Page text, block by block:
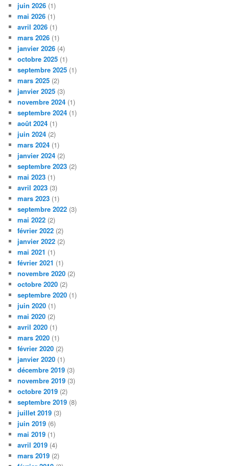
juin 2026 (1)
mai 2026 (1)
avril 2026 (1)
mars 2026 (1)
janvier 2026 (4)
octobre 2025 (1)
septembre 2025 (1)
mars 2025 (2)
janvier 2025 (3)
novembre 2024 (1)
septembre 2024 (1)
août 2024 (1)
juin 2024 (2)
mars 2024 (1)
janvier 2024 (2)
septembre 2023 (2)
mai 2023 (1)
avril 2023 (3)
mars 2023 (1)
septembre 2022 (3)
mai 2022 (2)
février 2022 (2)
janvier 2022 (2)
mai 2021 (1)
février 2021 (1)
novembre 2020 (2)
octobre 2020 (2)
septembre 2020 (1)
juin 2020 (1)
mai 2020 (2)
avril 2020 (1)
mars 2020 (1)
février 2020 (2)
janvier 2020 (1)
décembre 2019 (3)
novembre 2019 (3)
octobre 2019 (2)
septembre 2019 (8)
juillet 2019 (3)
juin 2019 (6)
mai 2019 (1)
avril 2019 (4)
mars 2019 (2)